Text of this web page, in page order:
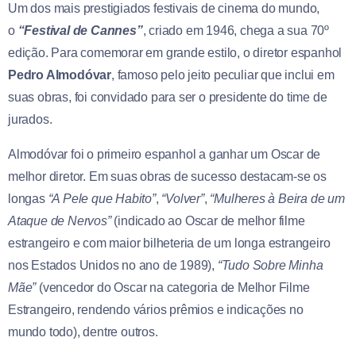
Um dos mais prestigiados festivais de cinema do mundo,
o “Festival de Cannes”, criado em 1946, chega a sua 70º
edição. Para comemorar em grande estilo, o diretor espanhol
Pedro Almodóvar, famoso pelo jeito peculiar que inclui em
suas obras, foi convidado para ser o presidente do time de
jurados.
Almodóvar foi o primeiro espanhol a ganhar um Oscar de
melhor diretor. Em suas obras de sucesso destacam-se os
longas “A Pele que Habito”, “Volver”, “Mulheres à Beira de um
Ataque de Nervos”(indicado ao Oscar de melhor filme
estrangeiro e com maior bilheteria de um longa estrangeiro
nos Estados Unidos no ano de 1989), “Tudo Sobre Minha
Mãe”(vencedor do Oscar na categoria de Melhor Filme
Estrangeiro, rendendo vários prêmios e indicações no
mundo todo), dentre outros.